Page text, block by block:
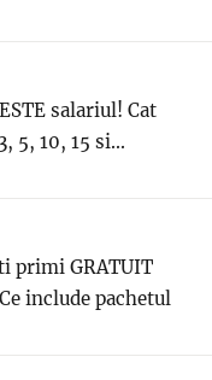
salariul! Cat
5, 10, 15 si...
primi GRATUIT
include pachetul